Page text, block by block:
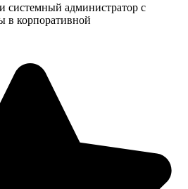
системный администратор с
в корпоративной